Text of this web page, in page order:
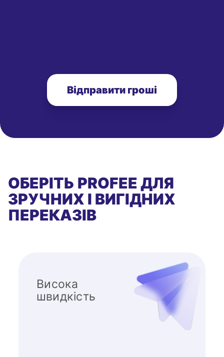
Відправити гроші
ОБЕРІТЬ PROFEE ДЛЯ
ЗРУЧНИХ І ВИГІДНИХ
ПЕРЕКАЗІВ
Висока
швидкість